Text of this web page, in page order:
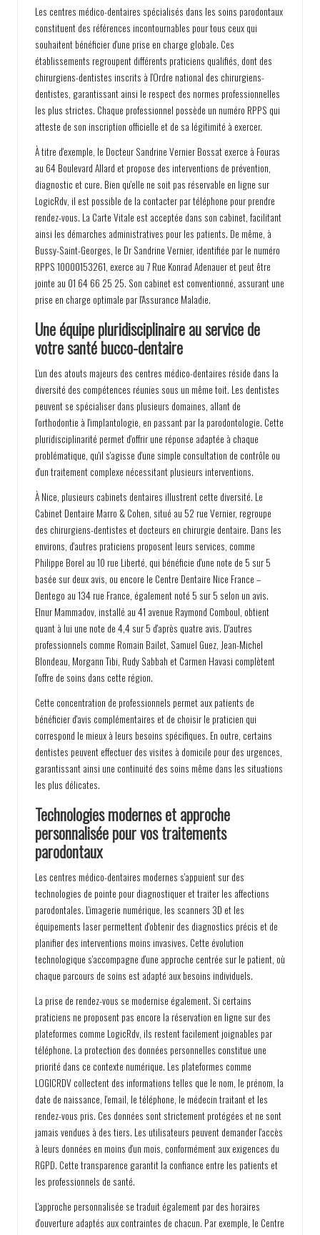
Les centres médico-dentaires spécialisés dans les soins parodontaux
constituent des références incontournables pour tous ceux qui
souhaitent bénéficier d'une prise en charge globale. Ces
établissements regroupent différents praticiens qualifiés, dont des
chirurgiens-dentistes inscrits à l'Ordre national des chirurgiens-
dentistes, garantissant ainsi le respect des normes professionnelles
les plus strictes. Chaque professionnel possède un numéro RPPS qui
atteste de son inscription officielle et de sa légitimité à exercer.
À titre d'exemple, le Docteur Sandrine Vernier Bossat exerce à Fouras
au 64 Boulevard Allard et propose des interventions de prévention,
diagnostic et cure. Bien qu'elle ne soit pas réservable en ligne sur
LogicRdv, il est possible de la contacter par téléphone pour prendre
rendez-vous. La Carte Vitale est acceptée dans son cabinet, facilitant
ainsi les démarches administratives pour les patients. De même, à
Bussy-Saint-Georges, le Dr Sandrine Vernier, identifiée par le numéro
RPPS 10000153261, exerce au 7 Rue Konrad Adenauer et peut être
jointe au 01 64 66 25 25. Son cabinet est conventionné, assurant une
prise en charge optimale par l'Assurance Maladie.
Une équipe pluridisciplinaire au service de
votre santé bucco-dentaire
L'un des atouts majeurs des centres médico-dentaires réside dans la
diversité des compétences réunies sous un même toit. Les dentistes
peuvent se spécialiser dans plusieurs domaines, allant de
l'orthodontie à l'implantologie, en passant par la parodontologie. Cette
pluridisciplinarité permet d'offrir une réponse adaptée à chaque
problématique, qu'il s'agisse d'une simple consultation de contrôle ou
d'un traitement complexe nécessitant plusieurs interventions.
À Nice, plusieurs cabinets dentaires illustrent cette diversité. Le
Cabinet Dentaire Marro & Cohen, situé au 52 rue Vernier, regroupe
des chirurgiens-dentistes et docteurs en chirurgie dentaire. Dans les
environs, d'autres praticiens proposent leurs services, comme
Philippe Borel au 10 rue Liberté, qui bénéficie d'une note de 5 sur 5
basée sur deux avis, ou encore le Centre Dentaire Nice France –
Dentego au 134 rue France, également noté 5 sur 5 selon un avis.
Elnur Mammadov, installé au 41 avenue Raymond Comboul, obtient
quant à lui une note de 4,4 sur 5 d'après quatre avis. D'autres
professionnels comme Romain Bailet, Samuel Guez, Jean-Michel
Blondeau, Morgann Tibi, Rudy Sabbah et Carmen Havasi complètent
l'offre de soins dans cette région.
Cette concentration de professionnels permet aux patients de
bénéficier d'avis complémentaires et de choisir le praticien qui
correspond le mieux à leurs besoins spécifiques. En outre, certains
dentistes peuvent effectuer des visites à domicile pour des urgences,
garantissant ainsi une continuité des soins même dans les situations
les plus délicates.
Technologies modernes et approche
personnalisée pour vos traitements
parodontaux
Les centres médico-dentaires modernes s'appuient sur des
technologies de pointe pour diagnostiquer et traiter les affections
parodontales. L'imagerie numérique, les scanners 3D et les
équipements laser permettent d'obtenir des diagnostics précis et de
planifier des interventions moins invasives. Cette évolution
technologique s'accompagne d'une approche centrée sur le patient, où
chaque parcours de soins est adapté aux besoins individuels.
La prise de rendez-vous se modernise également. Si certains
praticiens ne proposent pas encore la réservation en ligne sur des
plateformes comme LogicRdv, ils restent facilement joignables par
téléphone. La protection des données personnelles constitue une
priorité dans ce contexte numérique. Les plateformes comme
LOGICRDV collectent des informations telles que le nom, le prénom, la
date de naissance, l'email, le téléphone, le médecin traitant et les
rendez-vous pris. Ces données sont strictement protégées et ne sont
jamais vendues à des tiers. Les utilisateurs peuvent demander l'accès
à leurs données en moins d'un mois, conformément aux exigences du
RGPD. Cette transparence garantit la confiance entre les patients et
les professionnels de santé.
L'approche personnalisée se traduit également par des horaires
d'ouverture adaptés aux contraintes de chacun. Par exemple, le Centre